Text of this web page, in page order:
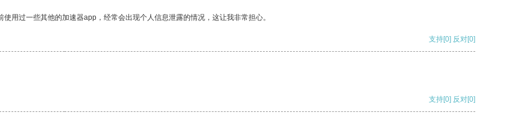
用过一些其他的加速器app，经常会出现个人信息泄露的情况，这让我非常担心。
支持[0] 反对[0]
支持[0] 反对[0]